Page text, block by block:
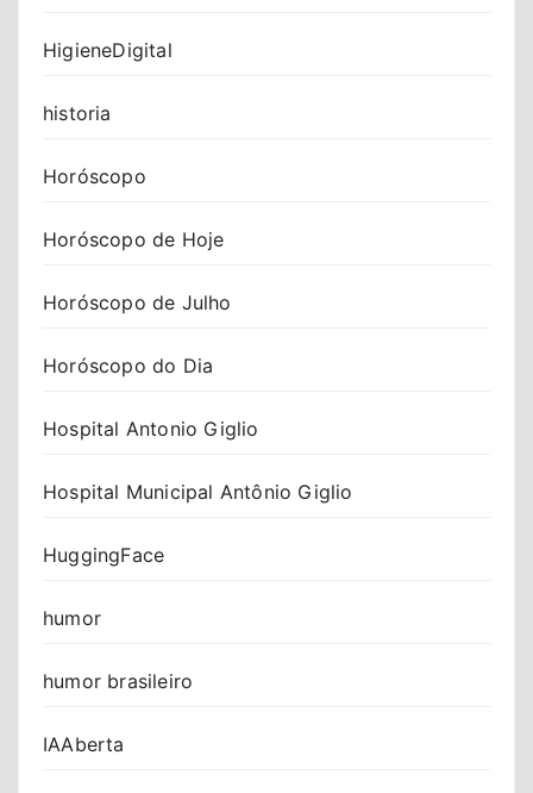
HigieneDigital
historia
Horóscopo
Horóscopo de Hoje
Horóscopo de Julho
Horóscopo do Dia
Hospital Antonio Giglio
Hospital Municipal Antônio Giglio
HuggingFace
humor
humor brasileiro
IAAberta